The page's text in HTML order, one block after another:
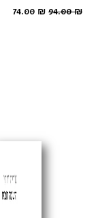
94.00₪
74.00 ₪